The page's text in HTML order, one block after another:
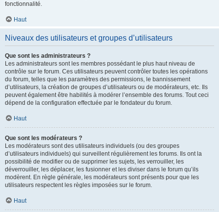
fonctionnalité.
Haut
Niveaux des utilisateurs et groupes d’utilisateurs
Que sont les administrateurs ?
Les administrateurs sont les membres possédant le plus haut niveau de
contrôle sur le forum. Ces utilisateurs peuvent contrôler toutes les opérations
du forum, telles que les paramètres des permissions, le bannissement
d’utilisateurs, la création de groupes d’utilisateurs ou de modérateurs, etc. Ils
peuvent également être habilités à modérer l’ensemble des forums. Tout ceci
dépend de la configuration effectuée par le fondateur du forum.
Haut
Que sont les modérateurs ?
Les modérateurs sont des utilisateurs individuels (ou des groupes
d’utilisateurs individuels) qui surveillent régulièrement les forums. Ils ont la
possibilité de modifier ou de supprimer les sujets, les verrouiller, les
déverrouiller, les déplacer, les fusionner et les diviser dans le forum qu’ils
modèrent. En règle générale, les modérateurs sont présents pour que les
utilisateurs respectent les règles imposées sur le forum.
Haut